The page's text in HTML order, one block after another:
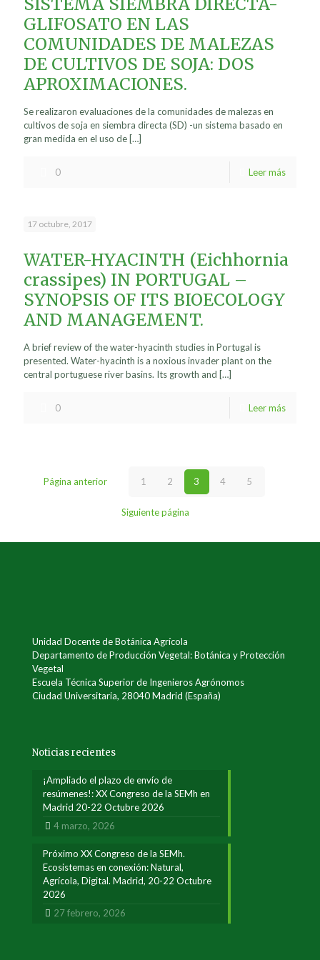
GLIFOSATO EN LAS
COMUNIDADES DE MALEZAS
DE CULTIVOS DE SOJA: DOS
APROXIMACIONES.
Se realizaron evaluaciones de la comunidades de malezas en
cultivos de soja en siembra directa (SD) -un sistema basado en
gran medida en el uso de […]
0 Leer más
17 octubre, 2017
WATER-HYACINTH (Eichhornia
crassipes) IN PORTUGAL –
SYNOPSIS OF ITS BIOECOLOGY
AND MANAGEMENT.
A brief review of the water-hyacinth studies in Portugal is
presented. Water-hyacinth is a noxious invader plant on the
central portuguese river basins. Its growth and […]
0 Leer más
Página anterior 1 2 3 4 5
Siguiente página
Unidad Docente de Botánica Agrícola
Departamento de Producción Vegetal: Botánica y Protección
Vegetal
Escuela Técnica Superior de Ingenieros Agrónomos
Ciudad Universitaria, 28040 Madrid (España)
Noticias recientes
¡Ampliado el plazo de envío de
resúmenes!: XX Congreso de la SEMh en
Madrid 20-22 Octubre 2026
4 marzo, 2026
Próximo XX Congreso de la SEMh.
Ecosistemas en conexión: Natural,
Agrícola, Digital. Madrid, 20-22 Octubre
2026
27 febrero, 2026